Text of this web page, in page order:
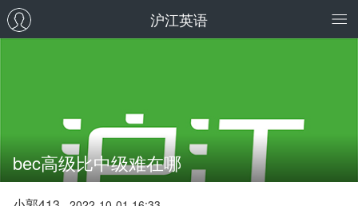
沪江英语
bec高级比中级难在哪